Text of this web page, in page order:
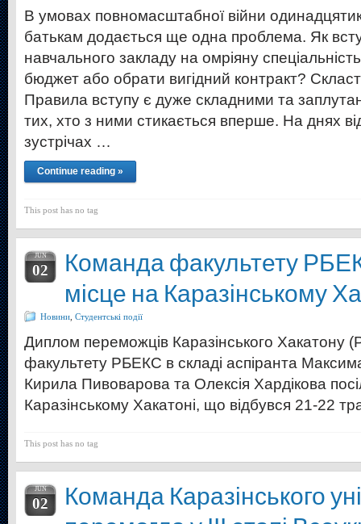
В умовах повномасштабної війни
батькам додається ще одна проблема. Як
навчального закладу на омріяну
бюджет або обрати вигідний контракт?
Правила вступу є дуже складними та
тих, хто з ними стикається вперше. На днях
зустрічах …
Continue reading »
This post has no tag
JUN
02
Команда факультету
місце на Каразінському
Новини Студентські події
Диплом переможців Каразінського Хакатону
факультету РБЕКС в складі аспіранта
Кирила Пивоварова та Олексія Хардікова
Каразінському Хакатоні, що відбувся 21-22
This post has no tag
JUN
02
Команда Каразінського